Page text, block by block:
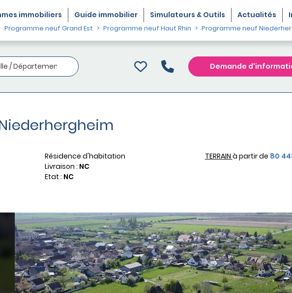
immobiliers Guide immobilier Simulateurs & Outils Actualités
Programme neuf Grand Est Programme neuf Haut Rhin Programme neuf
Demande
Résidence d'habitation
Livraison : NC
Etat : NC
TERRAIN à partir de 80